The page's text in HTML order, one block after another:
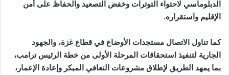
الدبلوماسي لاحتواء التوترات وخفض التصعيد والحفاظ على أمن
الإقليم واستقراره.
كما تناول الاتصال مستجدات الأوضاع في قطاع غزة، والجهود
الجارية لتنفيذ استحقاقات المرحلة الأولى من خطة الرئيس ترامب،
بما يمهد الطريق لإطلاق مشروعات التعافي المبكر وإعادة الإعمار،